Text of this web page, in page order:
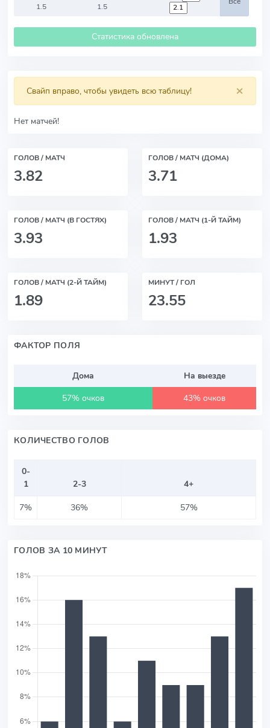
1.5
1.5
Статистика обновлена
×
Свайп вправо, чтобы увидеть всю таблицу!
Нет матчей!
ГОЛОВ / МАТЧ
3.82
ГОЛОВ / МАТЧ (ДОМА)
3.71
ГОЛОВ / МАТЧ (В ГОСТЯХ)
3.93
ГОЛОВ / МАТЧ (1-Й ТАЙМ)
1.93
ГОЛОВ / МАТЧ (2-Й ТАЙМ)
1.89
МИНУТ / ГОЛ
23.55
ФАКТОР ПОЛЯ
Дома
На выезде
57% очков
43% очков
КОЛИЧЕСТВО ГОЛОВ
0-
1
2-3
4+
7%
36% 57%
ГОЛОВ ЗА 10 МИНУТ